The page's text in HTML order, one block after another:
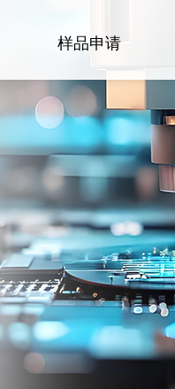
样品申请